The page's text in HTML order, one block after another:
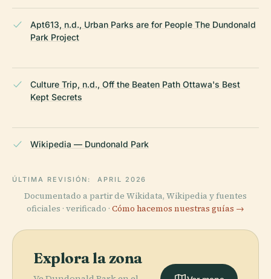
Apt613, n.d., Urban Parks are for People The Dundonald
Park Project
Culture Trip, n.d., Off the Beaten Path Ottawa's Best
Kept Secrets
Wikipedia — Dundonald Park
ÚLTIMA REVISIÓN: APRIL 2026
Documentado a partir de Wikidata, Wikipedia y fuentes
oficiales · verificado · Cómo hacemos nuestras guías →
Explora la zona